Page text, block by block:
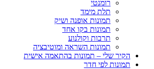
רומנטי
תלת מימד
תמונות אופנה ושיק
תמונות בקו אחד
תרבות וקולנוע
תמונות השראה ומוטיבציה
הקיר שלי – תמונות בהתאמה אישית
תמונות לפי חדר